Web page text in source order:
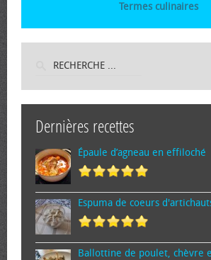
Termes culinaires
Dernières recettes
Épaule d’agneau en effiloché
Espuma de cœurs
Ballottine de poulet, chèvre